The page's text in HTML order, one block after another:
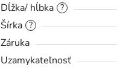
?
Dĺžka/ hĺbka
?
Šírka
Záruka
Uzamykateľnosť